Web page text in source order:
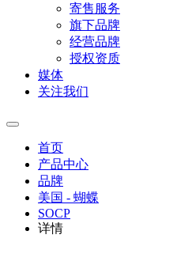
寄售服务
旗下品牌
经营品牌
授权资质
媒体
关注我们
首页
产品中心
品牌
美国 - 蝴蝶
SOCP
详情